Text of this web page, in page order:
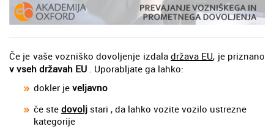
Če je vaše vozniško dovoljenje izdala država EU, je priznano
v vseh državah EU . Uporabljate ga lahko:
dokler je veljavno
če ste dovolj stari , da lahko vozite vozilo ustrezne
kategorije